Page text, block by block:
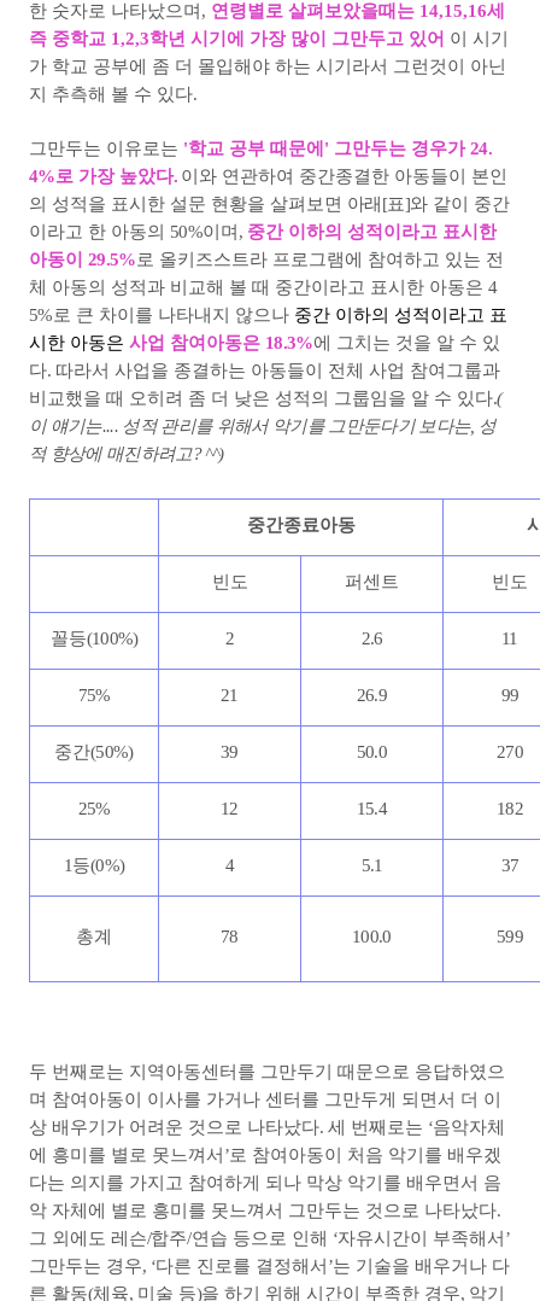
한 숫자로 나타났으며, 연령별로 살펴보았을때는 14,15,16세
즉 중학교 1,2,3학년 시기에 가장 많이 그만두고 있어 이 시기
가 학교 공부에 좀 더 몰입해야 하는 시기라서 그런것이 아닌
지 추측해 볼 수 있다.
그만두는 이유로는 '학교 공부 때문에' 그만두는 경우가24.
4%로 가장 높았다. 이와 연관하여 중간종결한 아동들이 본인
의 성적을 표시한 설문 현황을 살펴보면 아래[표]와 같이 중간
이라고 한 아동의 50%이며 , 중간 이하의 성적이라고 표시한
아동이 29.5%로 올키즈스트라 프로그램에 참여하고 있는 전
체 아동의 성적과 비교해 볼 때 중간이라고 표시한 아동은 4
5%로 큰 차이를 나타내지 않으나 중간 이하의 성적이라고 표
시한 아동은 사업 참여아동은 18.3%에 그치는 것을 알 수 있
다. 따라서 사업을 종결하는 아동들이 전체 사업 참여그룹과
비교했을 때 오히려 좀 더 낮은 성적의 그룹임을 알 수 있다.(
이 얘기는.... 성적 관리를 위해서 악기를 그만둔다기 보다는, 성
적 향상에 매진하려고? ^^)
중간종료아동
빈도 퍼센트 빈도
꼴등(100%) 2 2.6 11
75% 21 26.9 99
중간(50%) 39 50.0 270
25% 12 15.4 182
1등(0%) 4 5.1 37
총계 78 100.0 599
두 번째로는 지역아동센터를 그만두기 때문으로 응답하였으
며 참여아동이 이사를 가거나 센터를 그만두게 되면서 더 이
상 배우기가 어려운 것으로 나타났다. 세 번째로는 ‘음악자체
에 흥미를 별로 못느껴서 ’로 참여아동이 처음 악기를 배우겠
다는 의지를 가지고 참여하게 되나 막상 악기를 배우면서 음
악 자체에 별로 흥미를 못느껴서 그만두는 것으로 나타났다.
그 외에도 레슨/합주/연습 등으로 인해 ‘자유시간이 부족해서 ’
그만두는 경우, ‘다른 진로를 결정해서 ’는 기술을 배우거나 다
른 활동(체육, 미술 등)을 하기 위해 시간이 부족한 경우, 악기